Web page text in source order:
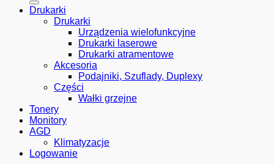
Drukarki
Drukarki
Urządzenia wielofunkcyjne
Drukarki laserowe
Drukarki atramentowe
Akcesoria
Podajniki, Szuflady, Duplexy
Części
Wałki grzejne
Tonery
Monitory
AGD
Klimatyzacje
Logowanie